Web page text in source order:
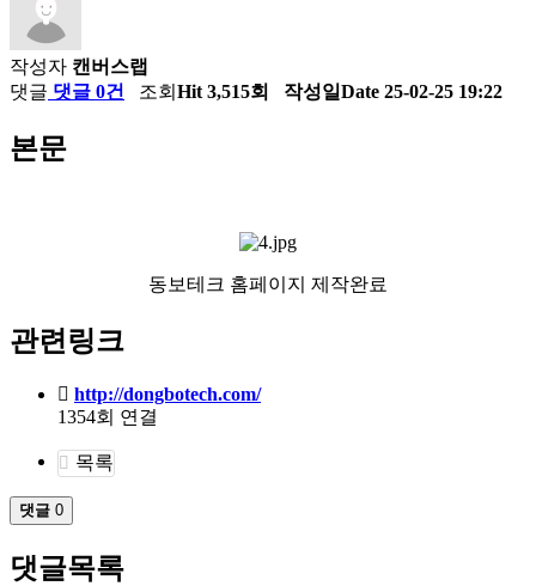
작성자 캔버스랩
댓글 댓글 0건 조회 Hit 3,515회 작성일Date 25-02-25 19:22
본문
동보테크 홈페이지 제작완료
관련링크
http://dongbotech.com/
1354회 연결
목록
댓글 0
댓글목록